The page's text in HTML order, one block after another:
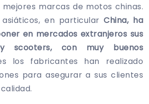
marcas de motos chinas.
asiáticos, en particularChina, ha
en mercados extranjeros sus
scooters, con muy buenos
los fabricantes han realizado
para asegurar a sus clientes